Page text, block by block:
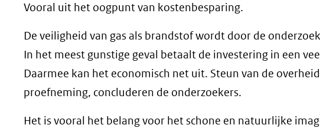
Vooral uit het oogpunt van kostenbesparing.
De veiligheid van gas als brandstof wordt door de
In het meest gunstige geval betaalt de investering in een
Daarmee kan het economisch net uit. Steun van de
proefneming, concluderen de onderzoekers.
Het is vooral het belang voor het schone en natuurlijke